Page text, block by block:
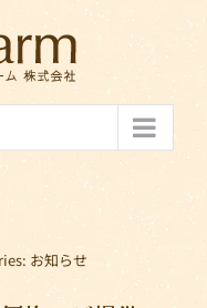
お知らせ